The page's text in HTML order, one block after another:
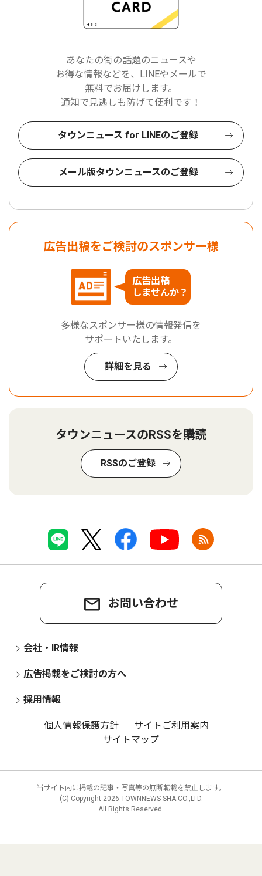
あなたの街の話題のニュースや
お得な情報などを、LINEやメールで
無料でお届けします。
通知で見逃しも防げて便利です！
タウンニュース for LINEのご登録
メール版タウンニュースのご登録
広告出稿をご検討のスポンサー様
広告出稿
しませんか？
多様なスポンサー様の情報発信を
サポートいたします。
詳細を見る
タウンニュースのRSSを購読
RSSのご登録
お問い合わせ
会社・IR情報
広告掲載をご検討の方へ
採用情報
個人情報保護方針
サイトご利用案内
サイトマップ
当サイト内に掲載の記事・写真等の無断転載を禁止します。
(C) Copyright 2026 TOWNNEWS-SHA CO.,LTD.
All Rights Reserved.